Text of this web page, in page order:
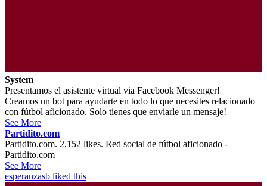
System
Presentamos el asistente virtual via Facebook Messenger!
Creamos un bot para ayudarte en todo lo que necesites relacionado
con fútbol aficionado. Solo tienes que enviarle un mensaje!
See More
Partidito.com
Partidito.com. 2,152 likes. Red social de fútbol aficionado -
Partidito.com
See More
esperanzasb liked this